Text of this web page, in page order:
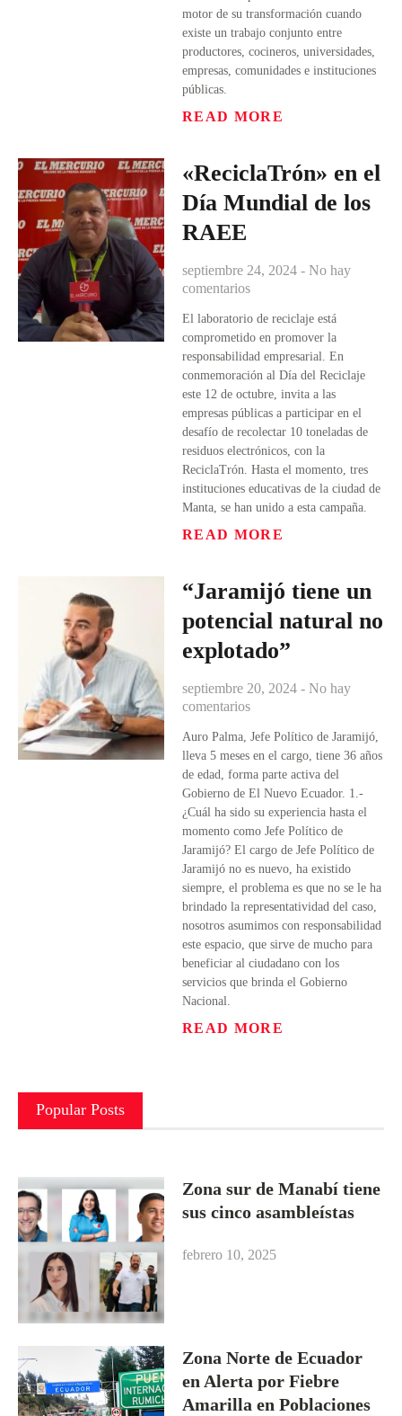
motor de su transformación cuando
existe un trabajo conjunto entre
productores, cocineros, universidades,
empresas, comunidades e instituciones
públicas.
READ MORE
«ReciclaTrón» en el
Día Mundial de los
RAEE
septiembre 24, 2024 No hay
comentarios
El laboratorio de reciclaje está
comprometido en promover la
responsabilidad empresarial. En
conmemoración al Día del Reciclaje
este 12 de octubre, invita a las
empresas públicas a participar en el
desafío de recolectar 10 toneladas de
residuos electrónicos, con la
ReciclaTrón. Hasta el momento, tres
instituciones educativas de la ciudad de
Manta, se han unido a esta campaña.
READ MORE
“Jaramijó tiene un
potencial natural no
explotado”
septiembre 20, 2024 No hay
comentarios
Auro Palma, Jefe Político de Jaramijó,
lleva 5 meses en el cargo, tiene 36 años
de edad, forma parte activa del
Gobierno de El Nuevo Ecuador. 1.-
¿Cuál ha sido su experiencia hasta el
momento como Jefe Político de
Jaramijó? El cargo de Jefe Político de
Jaramijó no es nuevo, ha existido
siempre, el problema es que no se le ha
brindado la representatividad del caso,
nosotros asumimos con responsabilidad
este espacio, que sirve de mucho para
beneficiar al ciudadano con los
servicios que brinda el Gobierno
Nacional.
READ MORE
Popular Posts
Zona sur de Manabí tiene
sus cinco asambleístas
febrero 10, 2025
Zona Norte de Ecuador
en Alerta por Fiebre
Amarilla en Poblaciones